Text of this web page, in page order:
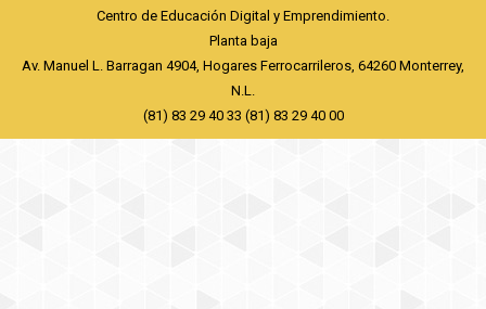
Centro de Educación Digital y Emprendimiento.
Planta baja
Av. Manuel L. Barragan 4904, Hogares Ferrocarrileros, 64260 Monterrey,
N.L.
(81) 83 29 40 33 (81) 83 29 40 00